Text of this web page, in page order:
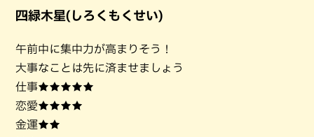
四緑木星(しろくもくせい)
午前中に集中力が高まりそう！
大事なことは先に済ませましょう
仕事★★★★★
恋愛★★★★
金運★★